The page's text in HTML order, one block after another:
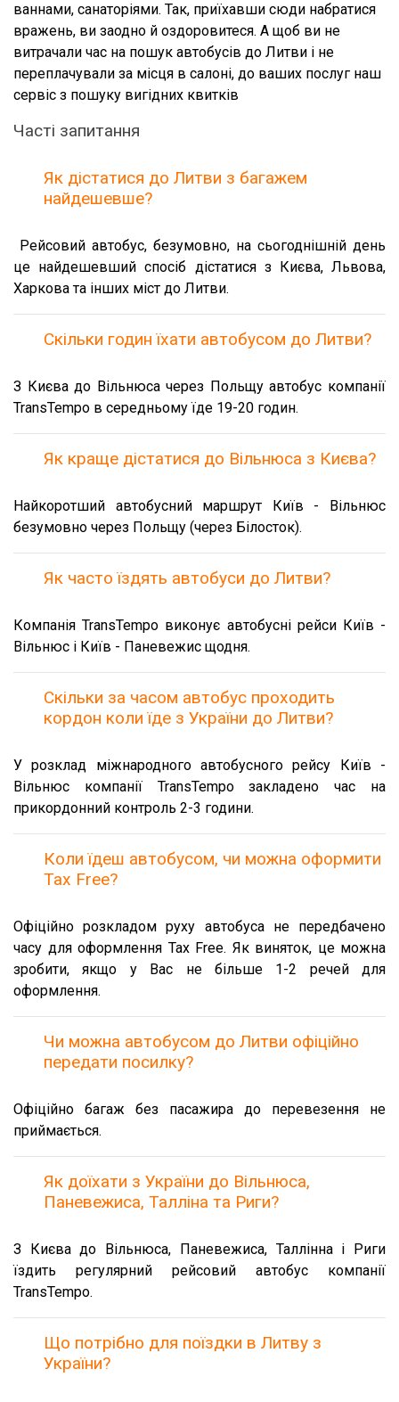
ваннами, санаторіями. Так, приїхавши сюди набратися
вражень, ви заодно й оздоровитеся. А щоб ви не
витрачали час на пошук автобусів до Литви і не
переплачували за місця в салоні, до ваших послуг наш
сервіс з пошуку вигідних квитків
Часті запитання
Як дістатися до Литви з багажем
найдешевше?
Рейсовий автобус, безумовно, на сьогоднішній день
це найдешевший спосіб дістатися з Києва, Львова,
Харкова та інших міст до Литви.
Скільки годин їхати автобусом до Литви?
З Києва до Вільнюса через Польщу автобус компанії
TransTempo в середньому їде 19-20 годин.
Як краще дістатися до Вільнюса з Києва?
Найкоротший автобусний маршрут Київ - Вільнюс
безумовно через Польщу (через Білосток).
Як часто їздять автобуси до Литви?
Компанія TransTempo виконує автобусні рейси Київ -
Вільнюс і Київ - Паневежис щодня.
Скільки за часом автобус проходить
кордон коли їде з України до Литви?
У розклад міжнародного автобусного рейсу Київ -
Вільнюс компанії TransTempo закладено час на
прикордонний контроль 2-3 години.
Коли їдеш автобусом, чи можна оформити
Tax Free?
Офіційно розкладом руху автобуса не передбачено
часу для оформлення Tax Free. Як виняток, це можна
зробити, якщо у Вас не більше 1-2 речей для
оформлення.
Чи можна автобусом до Литви офіційно
передати посилку?
Офіційно багаж без пасажира до перевезення не
приймається.
Як доїхати з України до Вільнюса,
Паневежиса, Талліна та Риги?
З Києва до Вільнюса, Паневежиса, Таллінна і Риги
їздить регулярний рейсовий автобус компанії
TransTempo.
Що потрібно для поїздки в Литву з
України?